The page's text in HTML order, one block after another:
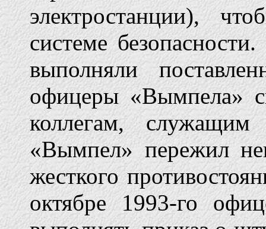
электростанции),
системе
выполняли
офицеры «Вымпела»
коллегам,
«Вымпел» пережил
жесткого
октябре 1993-го